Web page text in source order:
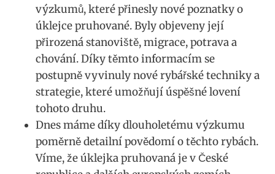
výzkumů, které ⁤přinesly​ nové poznatky o
úklejce pruhované. Byly objeveny její
přirozená stanoviště, migrace, ⁤potrava⁢ a
chování. Díky⁤ těmto informacím ‍se
postupně vyvinuly ⁣nové rybářské ​techniky a
strategie, které ‍umožňují úspěšné lovení
tohoto druhu.
Dnes máme díky‌ dlouholetému výzkumu
poměrně detailní povědomí o těchto rybách.
Víme, že úklejka pruhovaná je v České